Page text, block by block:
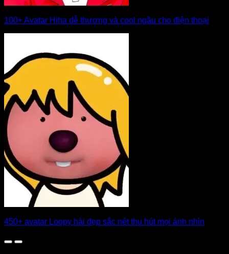
100+ Avatar Hiha dễ thương và cool ngầu cho điện thoại
450+ avatar Loopy hài đẹp sắc nét thu hút mọi ánh nhìn